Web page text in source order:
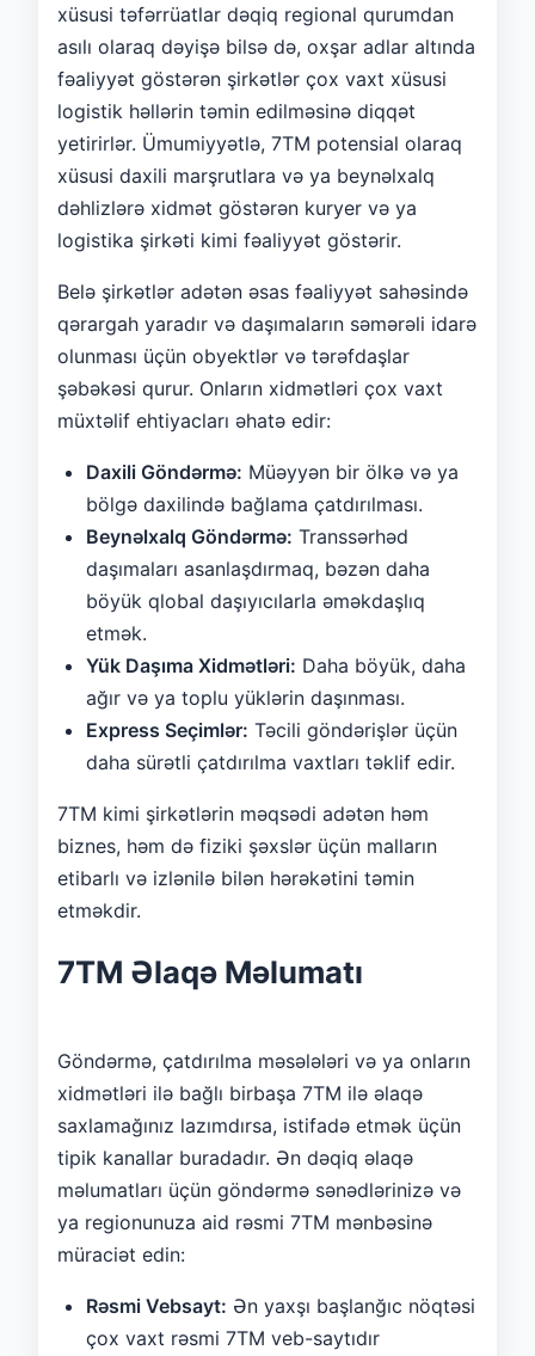
xüsusi təfərrüatlar dəqiq regional qurumdan
asılı olaraq dəyişə bilsə də, oxşar adlar altında
fəaliyyət göstərən şirkətlər çox vaxt xüsusi
logistik həllərin təmin edilməsinə diqqət
yetirirlər. Ümumiyyətlə, 7TM potensial olaraq
xüsusi daxili marşrutlara və ya beynəlxalq
dəhlizlərə xidmət göstərən kuryer və ya
logistika şirkəti kimi fəaliyyət göstərir.
Belə şirkətlər adətən əsas fəaliyyət sahəsində
qərargah yaradır və daşımaların səmərəli idarə
olunması üçün obyektlər və tərəfdaşlar
şəbəkəsi qurur. Onların xidmətləri çox vaxt
müxtəlif ehtiyacları əhatə edir:
Daxili Göndərmə: Müəyyən bir ölkə və ya
bölgə daxilində bağlama çatdırılması.
Beynəlxalq Göndərmə: Transsərhəd
daşımaları asanlaşdırmaq, bəzən daha
böyük qlobal daşıyıcılarla əməkdaşlıq
etmək.
Yük Daşıma Xidmətləri: Daha böyük, daha
ağır və ya toplu yüklərin daşınması.
Express Seçimlər: Təcili göndərişlər üçün
daha sürətli çatdırılma vaxtları təklif edir.
7TM kimi şirkətlərin məqsədi adətən həm
biznes, həm də fiziki şəxslər üçün malların
etibarlı və izlənilə bilən hərəkətini təmin
etməkdir.
7TM Əlaqə Məlumatı
Göndərmə, çatdırılma məsələləri və ya onların
xidmətləri ilə bağlı birbaşa 7TM ilə əlaqə
saxlamağınız lazımdırsa, istifadə etmək üçün
tipik kanallar buradadır. Ən dəqiq əlaqə
məlumatları üçün göndərmə sənədlərinizə və
ya regionunuza aid rəsmi 7TM mənbəsinə
müraciət edin:
Rəsmi Vebsayt: Ən yaxşı başlanğıc nöqtəsi
çox vaxt rəsmi 7TM veb-saytıdır